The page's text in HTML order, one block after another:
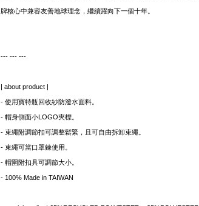
牌核心中兼容友善地球理念，繼續躍向下一個十年。
--- --- ---
| about product |
- 使用寶特瓶回收紗防潑水面料。
- 帽身側面小LOGO夾標。
- 束繩附調節扣可調整鬆緊，且可自由拆卸束繩。
- 束繩可當口罩鍊使用。
- 帽圍附扣具可調節大小。
- 100% Made in TAIWAN